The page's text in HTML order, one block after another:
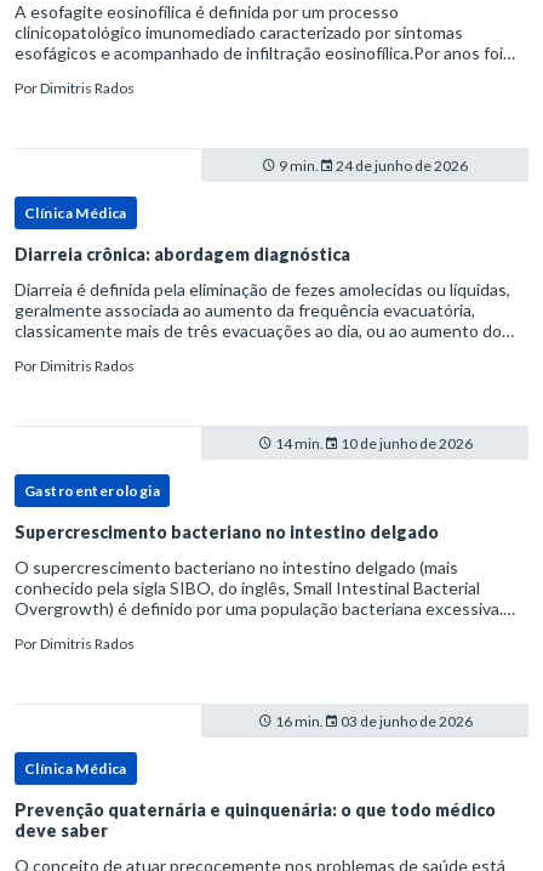
A esofagite eosinofílica é definida por um processo
clinicopatológico imunomediado caracterizado por sintomas
esofágicos e acompanhado de infiltração eosinofílica.Por anos foi
refluxo gastr
PorDimitris Rados
9 min. 24 de junho de 2026
Clínica Médica
Diarreia crônica: abordagem diagnóstica
Diarreia é definida pela eliminação de fezes amolecidas ou líquidas,
geralmente associada ao aumento da frequência evacuatória,
classicamente mais de três evacuações ao dia, ou ao aumento do
PorDimitris Rados
14 min. 10 de junho de 2026
Gastroenterologia
Supercrescimento bacteriano no intestino delgado
O supercrescimento bacteriano no intestino delgado (mais
conhecido pela sigla SIBO, do inglês, Small Intestinal Bacterial
Overgrowth) é definido por uma população bacteriana excessiva.
PorDimitris Rados
16 min. 03 de junho de 2026
Clínica Médica
Prevenção quaternária e quinquenária: o que todo médico
deve saber
O conceito de atuar precocemente nos problemas de saúde está